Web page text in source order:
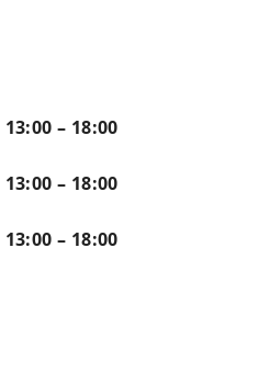
– 18:00
– 18:00
– 18:00